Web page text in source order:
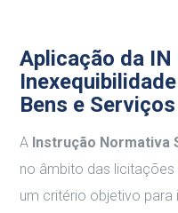
Aplicação da
Bens e
A Instrução Normativa
no âmbito das licitações
um critério objetivo